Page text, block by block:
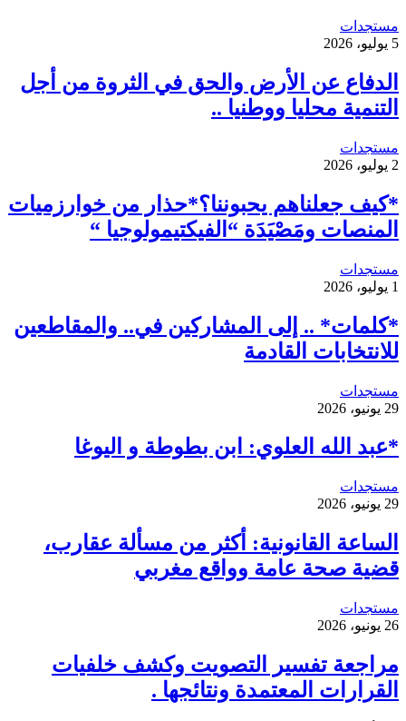
مستجدات
5 يوليو، 2026
الدفاع عن الأرض والحق في الثروة من أجل
التنمية محليا ووطنيا ..
مستجدات
2 يوليو، 2026
*كيف جعلناهم يحبوننا؟*حذار من خوارزميات
المنصات ومَصْيَدَة “الفيكتيمولوجيا “
مستجدات
1 يوليو، 2026
*كلمات* .. إلى المشاركين في.. والمقاطعين
للانتخابات القادمة
مستجدات
29 يونيو، 2026
*عبد الله العلوي: ابن بطوطة و اليوغا
مستجدات
29 يونيو، 2026
الساعة القانونية: أكثر من مسألة عقارب،
قضية صحة عامة وواقع مغربي
مستجدات
26 يونيو، 2026
مراجعة تفسير التصويت وكشف خلفيات
القرارات المعتمدة ونتائجها .